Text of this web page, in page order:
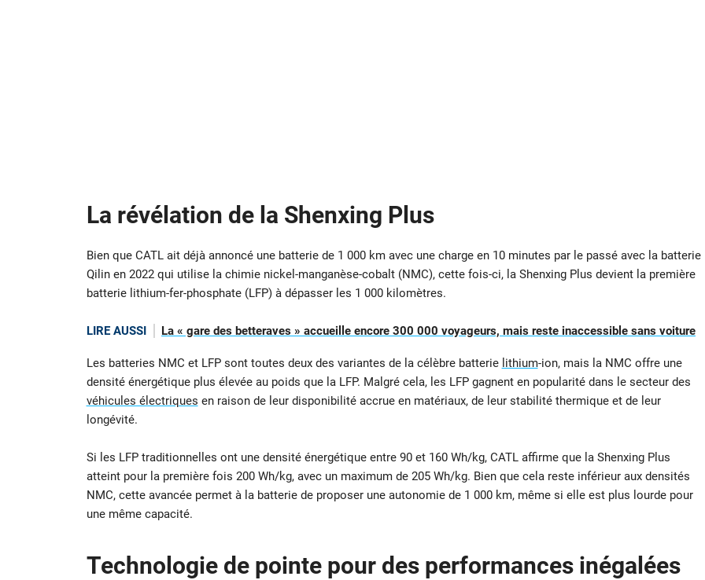
La révélation de la Shenxing Plus
Bien que CATL ait déjà annoncé une batterie de 1 000 km avec une charge en 10 minutes par le passé avec la batterie
Qilin en 2022 qui utilise la chimie nickel-manganèse-cobalt (NMC), cette fois-ci, la Shenxing Plus devient la première
batterie lithium-fer-phosphate (LFP) à dépasser les 1 000 kilomètres.
LIRE AUSSI La « gare des betteraves » accueille encore 300 000 voyageurs, mais reste inaccessible sans voiture
Les batteries NMC et LFP sont toutes deux des variantes de la célèbre batterie lithium-ion, mais la NMC offre une
densité énergétique plus élevée au poids que la LFP. Malgré cela, les LFP gagnent en popularité dans le secteur des
véhicules électriques en raison de leur disponibilité accrue en matériaux, de leur stabilité thermique et de leur
longévité.
Si les LFP traditionnelles ont une densité énergétique entre 90 et 160 Wh/kg, CATL affirme que la Shenxing Plus
atteint pour la première fois 200 Wh/kg, avec un maximum de 205 Wh/kg. Bien que cela reste inférieur aux densités
NMC, cette avancée permet à la batterie de proposer une autonomie de 1 000 km, même si elle est plus lourde pour
une même capacité.
Technologie de pointe pour des performances inégalées